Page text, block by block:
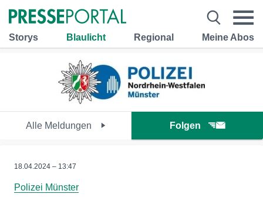
Storys Blaulicht Regional Meine Abos
Alle Meldungen Folgen
18.04.2024 – 13:47
Polizei Münster